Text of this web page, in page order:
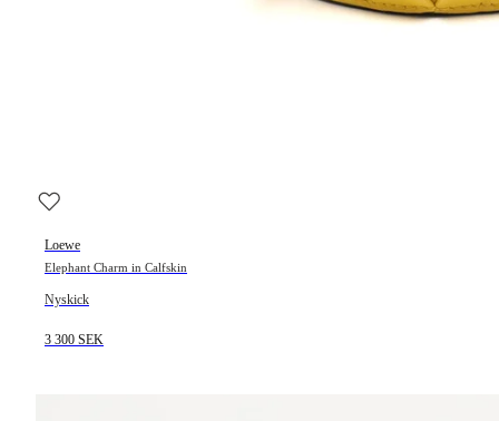
Loewe
Elephant Charm in Calfskin
Nyskick
3 300 SEK